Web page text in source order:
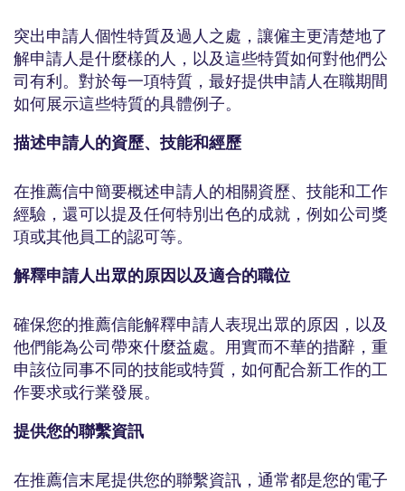
突出申請人個性特質及過人之處，讓僱主更清楚地了
解申請人是什麼樣的人，以及這些特質如何對他們公
司有利。對於每一項特質，最好提供申請人在職期間
如何展示這些特質的具體例子。
描述申請人的資歷、技能和經歷
在推薦信中簡要概述申請人的相關資歷、技能和工作
經驗，還可以提及任何特別出色的成就，例如公司獎
項或其他員工的認可等。
解釋申請人出眾的原因以及適合的職位
確保您的推薦信能解釋申請人表現出眾的原因，以及
他們能為公司帶來什麼益處。用實而不華的措辭，重
申該位同事不同的技能或特質，如何配合新工作的工
作要求或行業發展。
提供您的聯繫資訊
在推薦信末尾提供您的聯繫資訊，通常都是您的電子